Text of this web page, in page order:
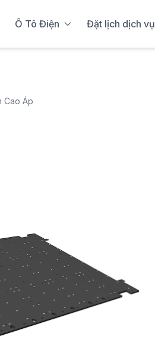
Ô Tô Điện Đặt lịch dịch vụ
Cao Áp